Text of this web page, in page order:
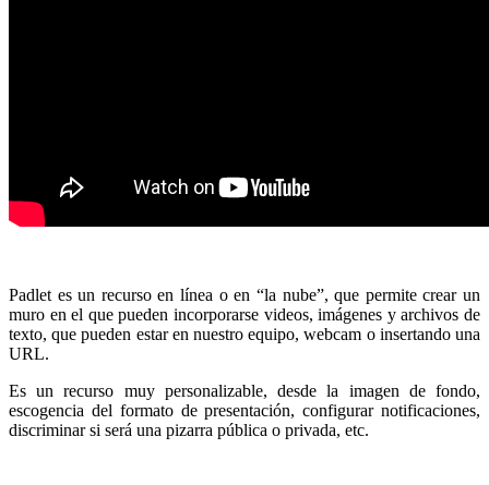
Padlet es un recurso en línea o en “la nube”, que permite crear un
muro en el que pueden incorporarse videos, imágenes y archivos de
texto, que pueden estar en nuestro equipo, webcam o insertando una
URL.
Es un recurso muy personalizable, desde la imagen de fondo,
escogencia del formato de presentación, configurar notificaciones,
discriminar si será una pizarra pública o privada, etc.